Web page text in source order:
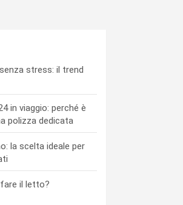
stress: il trend
in viaggio: perché è
polizza dedicata
la scelta ideale per
il letto?